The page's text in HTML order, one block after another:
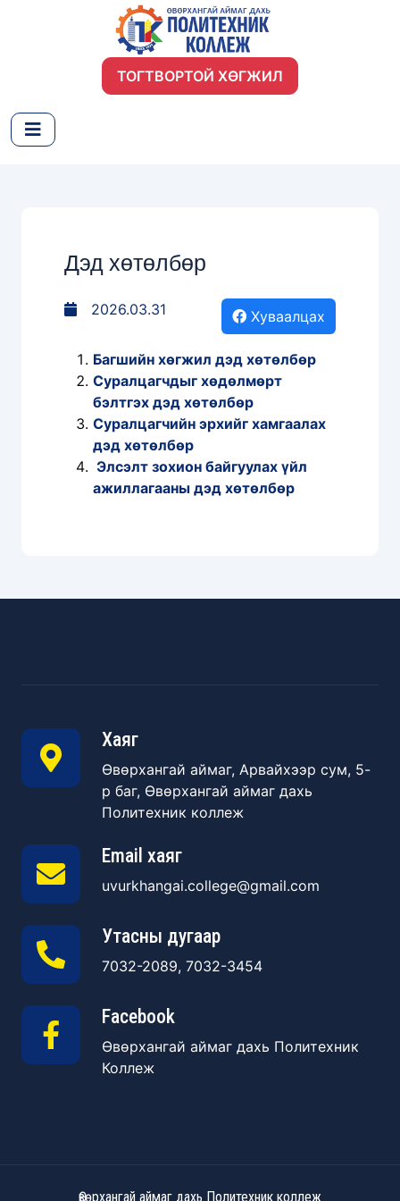
ТОГТВОРТОЙ ХӨГЖИЛ
Дэд хөтөлбөр
2026.03.31 Хуваалцах
Багшийн хөгжил дэд хөтөлбөр
Суралцагчдыг хөдөлмөрт
бэлтгэх дэд хөтөлбөр
Суралцагчийн эрхийг хамгаалах
дэд хөтөлбөр
Элсэлт зохион байгуулах үйл
ажиллагааны дэд хөтөлбөр
Хаяг
Өвөрхангай аймаг, Арвайхээр сум, 5-
р баг, Өвөрхангай аймаг дахь
Политехник коллеж
Email хаяг
uvurkhangai.college@gmail.com
Утасны дугаар
7032-2089, 7032-3454
Facebook
Өвөрхангай аймаг дахь Политехник
Коллеж
Өвөрхангай аймаг дахь Политехник коллеж